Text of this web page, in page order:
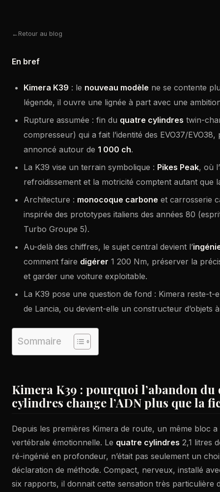
Retour au blog
En bref
Kimera K39 : le nouveau modèle ne se contente
légende, il ouvre une lignée à part avec une
Rupture assumée : fin du quatre cylindres twin-
compresseur) qui a fait l’identité des EVO37/
annoncé autour de 1 000 ch.
La K39 vise un terrain symbolique : Pikes Peak, où
refroidissement et la motricité comptent autant que
Architecture : monocoque carbone et carrosserie
inspirée des prototypes italiens des années 80
Turbo Groupe 5).
Au-delà des chiffres, le sujet central devient l’
comment faire digérer 1 200 Nm, préserver la
et garder une voiture exploitable.
La K39 pose une question de fond : Kimera reste-t-
de Lancia, ou devient-elle un constructeur d’objets
Sommaire
Kimera K39 : pourquoi l’abandon du
cylindres change l’ADN plus que la
Depuis les premières Kimera de route, un même bloc
vertébrale émotionnelle. Le quatre cylindres 2,1 litres
ré-ingénié en profondeur, n’était pas seulement un
déclaration de méthode. Compact, nerveux, installé
six rapports, il donnait cette sensation très particulière